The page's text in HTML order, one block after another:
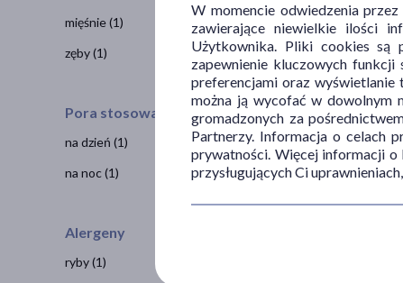
mięśnie(1)
zęby(1)
Pora stosowania
na dzień (1)
na noc(1)
Alergeny
ryby(1)
W momencie odwiedzenia
zawierające niewielkie ilości
Użytkownika. Pliki cookies są
zapewnienie kluczowych funkcji
preferencjami oraz
można ją wycofać w dowolnym
gromadzonych za
Partnerzy. Informacja o celach
prywatności. Więcej informacji
przysługujących Ci